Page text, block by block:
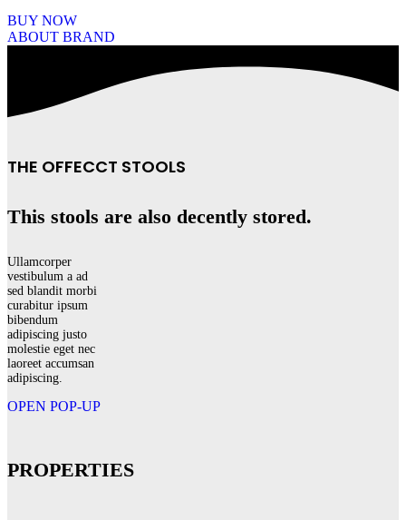
BUY NOW
ABOUT BRAND
THE OFFECCT STOOLS
This stools are also decently stored.
Ullamcorper
vestibulum a ad
sed blandit morbi
curabitur ipsum
bibendum
adipiscing justo
molestie eget nec
laoreet accumsan
adipiscing.
OPEN POP-UP
PROPERTIES